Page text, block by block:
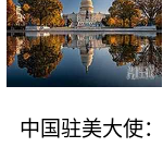
中国驻美大使